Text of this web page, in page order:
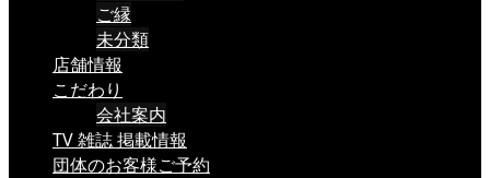
ご縁
未分類
店舗情報
こだわり
会社案内
TV 雑誌 掲載情報
団体のお客様ご予約